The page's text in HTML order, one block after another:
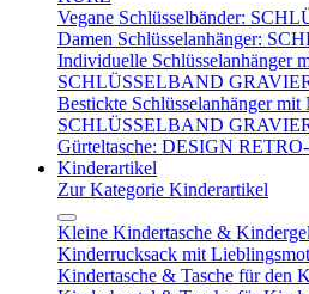
Vegane Schlüsselbänder:
Damen Schlüsselanhänger:
Individuelle Schlüsselanhänger
SCHLÜSSELBAND
Bestickte Schlüsselanhänger
SCHLÜSSELBAND
Gürteltasche: DESIGN
Kinderartikel
Zur Kategorie Kinderartikel
Kleine Kindertasche &
Kinderrucksack mit
Kindertasche & Tasche für den